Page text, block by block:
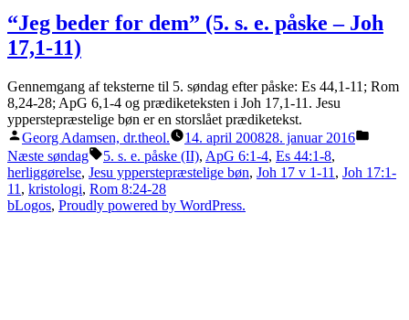
“Jeg beder for dem” (5. s. e. påske – Joh
17,1-11)
Gennemgang af teksterne til 5. søndag efter påske: Es 44,1-11; Rom
8,24-28; ApG 6,1-4 og prædiketeksten i Joh 17,1-11. Jesu
ypperstepræstelige bøn er en storslået prædiketekst.
Posted
by
Georg Adamsen, dr.theol. 14. april 200828. januar 2016
Næste søndag Tags:
5. s. e. påske (II), ApG 6:1-4, Es 44:1-8,
herliggørelse, Jesu ypperstepræstelige bøn, Joh 17 v 1-11 , Joh 17:1-
11 , kristologi, Rom 8:24-28
bLogos, Proudly powered by WordPress.